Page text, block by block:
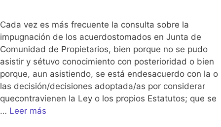
Cada vez es más frecuente la consulta sobre la
impugnación de los acuerdostomados en Junta de
Comunidad de Propietarios, bien porque no se pudo
asistir y sétuvo conocimiento con posterioridad o bien
porque, aun asistiendo, se está endesacuerdo con la o
las decisión/decisiones adoptada/as por considerar
quecontravienen la Ley o los propios Estatutos; que se
… Leer más